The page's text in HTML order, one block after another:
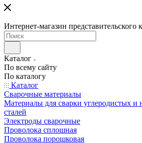
Интернет-магазин представительского
Каталог
По всему сайту
По каталогу
Каталог
Сварочные материалы
Материалы для сварки углеродистых и
сталей
Электроды сварочные
Проволока сплошная
Проволока порошковая